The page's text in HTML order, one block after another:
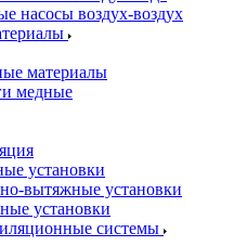
насосы воздух-воздух
материалы
медные
установки
вытяжные установки
установки
системы